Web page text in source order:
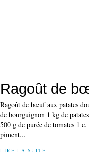
Ragoût de
Ragoût de bœuf aux patates
de bourguignon 1 kg de
500 g de purée de tomates 1
piment...
LIRE LA SUITE